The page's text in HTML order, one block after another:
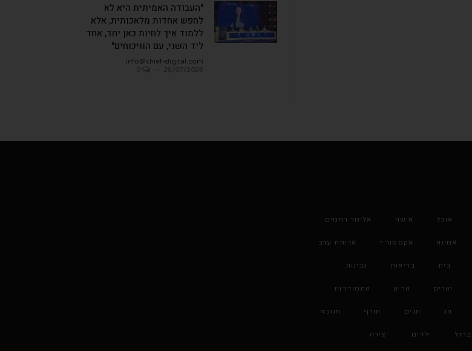
"העבודה האמיתית היא לא
לחפש אחדות מלאכותית, אלא
ללמוד איך לחיות כאן יחד, אחד
ליד השני, עם הוויכוחים"
info@chief-digital.com
אוכל אישה אלינור רחמים
אמונה אקססוריז ארוחת ערב
בית בריאות גבינות
הורים הריון התמודדות
חג חגים חורף חנוכה
ילדים יצירה